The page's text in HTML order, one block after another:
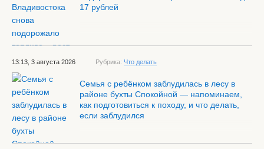
17 рублей
13:13, 3 августа 2026 Рубрика: Что делать
Семья с ребёнком заблудилась в лесу в
районе бухты Спокойной — напоминаем,
как подготовиться к походу, и что делать,
если заблудился